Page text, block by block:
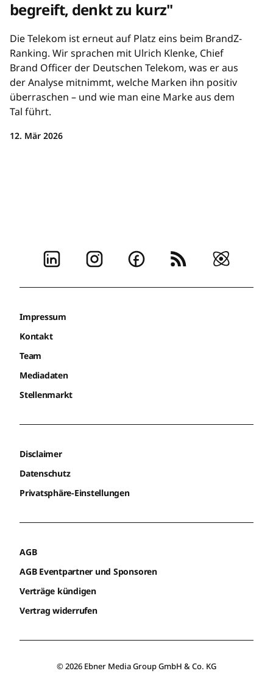
begreift, denkt zu kurz"
Die Telekom ist erneut auf Platz eins beim BrandZ-
Ranking. Wir sprachen mit Ulrich Klenke, Chief
Brand Officer der Deutschen Telekom, was er aus
der Analyse mitnimmt, welche Marken ihn positiv
überraschen – und wie man eine Marke aus dem
Tal führt.
12. Mär 2026
Impressum
Kontakt
Team
Mediadaten
Stellenmarkt
Disclaimer
Datenschutz
Privatsphäre-Einstellungen
AGB
AGB Eventpartner und Sponsoren
Verträge kündigen
Vertrag widerrufen
© 2026 Ebner Media Group GmbH & Co. KG